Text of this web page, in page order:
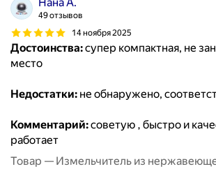
49 отзывов
14 ноября 2025
Достоинства:супер компактная, не
место
Недостатки: не обнаружено,
Комментарий:советую , быстро и
работает
Товар — Измельчитель из